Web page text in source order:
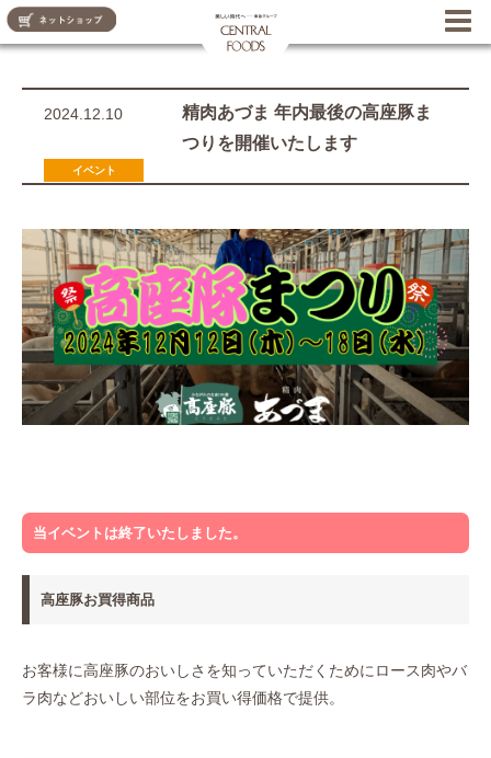
2024.12.10
イベント
精肉あづま 年内最後の高座豚ま
つりを開催いたします
当イベントは終了いたしました。
高座豚お買得商品
お客様に高座豚のおいしさを知っていただくためにロース肉やバ
ラ肉などおいしい部位をお買い得価格で提供。